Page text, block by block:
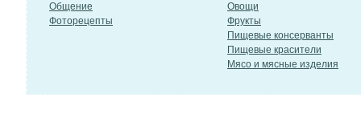
Общение
Фоторецепты
Овощи
Фрукты
Пищевые консерванты
Пищевые красители
Мясо и мясные изделия